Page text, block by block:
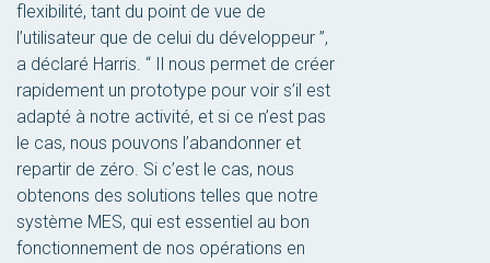
flexibilité, tant du point de vue de
l’utilisateur que de celui du développeur ”,
a déclaré Harris. “ Il nous permet de créer
rapidement un prototype pour voir s’il est
adapté à notre activité, et si ce n’est pas
le cas, nous pouvons l’abandonner et
repartir de zéro. Si c’est le cas, nous
obtenons des solutions telles que notre
système MES, qui est essentiel au bon
fonctionnement de nos opérations en